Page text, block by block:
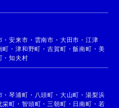
・安来市 ・ 雲南市 ・ 大田市 ・ 江津
町 ・津和野町 ・吉賀町 ・飯南町 ・ 美
・知夫村
・琴浦町 ・ 八頭町 ・ 大山町 ・ 湯梨浜
栄町 ・ 智頭町 ・ 三朝町 ・ 日南町 ・ 若